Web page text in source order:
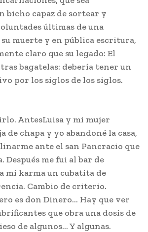
bicho capaz de sortear y
últimas de una
su muerte y en pública escritura,
claro que su legado: El
bagatelas: debería tener un
por los siglos de los siglos.
AntesLuisa y mi mujer
de chapa y yo abandoné la casa,
ante el san Pancracio que
Después me fui al bar de
mi karma un cubatita de
Cambio de criterio.
es don Dinero… Hay que ver
que obra una dosis de
de algunos… Y algunas.